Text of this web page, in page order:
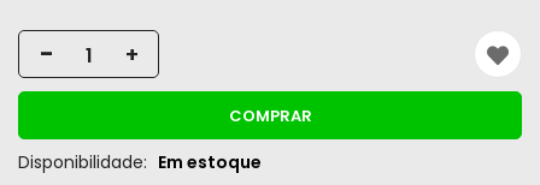
- +
COMPRAR
Disponibilidade: Em estoque